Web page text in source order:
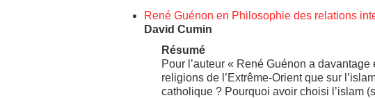
René Guénon en Philosophie des relations
David Cumin
Résumé
Pour l’auteur « René Guénon a
religions de l’Extrême-Orient que sur
catholique ? Pourquoi avoir choisi l’islam